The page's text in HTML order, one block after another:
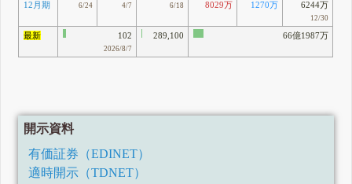
12月期
6/24 4/7 6/18
8029万
1270万
6244万
12/30
最新 102
2026/8/7
289,100 66億1987万
開示資料
有価証券（EDINET）
適時開示（TDNET）